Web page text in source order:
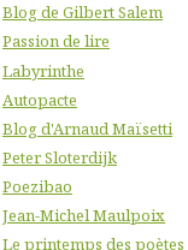
Blog de Gilbert Salem
Passion de lire
Labyrinthe
Autopacte
Blog d'Arnaud Maïsetti
Peter Sloterdijk
Poezibao
Jean-Michel Maulpoix
Le printemps des poètes